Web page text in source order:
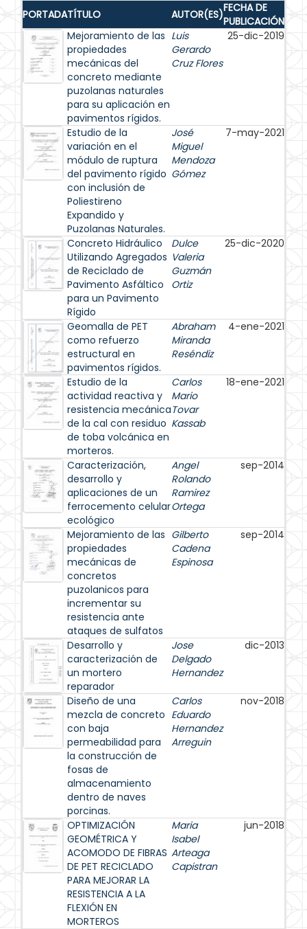
PORTADATÍTULO AUTOR(ES)FECHA DE
PUBLICACIÓN
Mejoramiento de las
propiedades
mecánicas del
concreto mediante
puzolanas naturales
para su aplicación en
pavimentos rígidos.
Luis
Gerardo
Cruz Flores
25-dic-2019
Estudio de la
variación en el
módulo de ruptura
del pavimento rígido
con inclusión de
Poliestireno
Expandido y
Puzolanas Naturales.
José
Miguel
Mendoza
Gómez
7-may-2021
Concreto Hidráulico
Utilizando Agregados
de Reciclado de
Pavimento Asfáltico
para un Pavimento
Rígido
Dulce
Valeria
Guzmán
Ortiz
25-dic-2020
Geomalla de PET
como refuerzo
estructural en
pavimentos rígidos.
Abraham
Miranda
Reséndiz
4-ene-2021
Estudio de la
actividad reactiva y
resistencia mecánica
de la cal con residuo
de toba volcánica en
morteros.
Carlos
Mario
Tovar
Kassab
18-ene-2021
Caracterización,
desarrollo y
aplicaciones de un
ferrocemento celular
ecológico
Angel
Rolando
Ramirez
Ortega
sep-2014
Mejoramiento de las
propiedades
mecánicas de
concretos
puzolanicos para
incrementar su
resistencia ante
ataques de sulfatos
Gilberto
Cadena
Espinosa
sep-2014
Desarrollo y
caracterización de
un mortero
reparador
Jose
Delgado
Hernandez
dic-2013
Diseño de una
mezcla de concreto
con baja
permeabilidad para
la construcción de
fosas de
almacenamiento
dentro de naves
porcinas.
Carlos
Eduardo
Hernandez
Arreguin
nov-2018
OPTIMIZACIÓN
GEOMÉTRICA Y
ACOMODO DE FIBRAS
DE PET RECICLADO
PARA MEJORAR LA
RESISTENCIA A LA
FLEXIÓN EN
MORTEROS
Maria
Isabel
Arteaga
Capistran
jun-2018